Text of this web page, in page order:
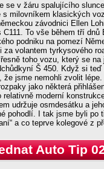
se v žáru spalujícího
s milovníkem klasických
závodnici Ellen
C111. To vše během tří
podniku na pomezí
za volantem tyrkysového
toho vozu, který se
Š 450. Když si
že jsme nemohli zvolit
jako některá
relativně moderní
udržuje osmdesátku a
pohodlí. I tak jsme byli po
a co teprve kolegové z
Auto Tip